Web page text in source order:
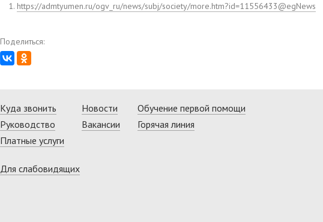
https://admtyumen.ru/ogv_ru/news/subj/society/more.htm?id=11556433@egNews
Поделиться:
Куда звонить
Руководство
Платные услуги
Новости
Вакансии
Обучение первой помощи
Горячая линия
Для слабовидящих